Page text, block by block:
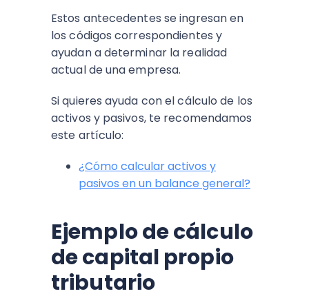
Estos antecedentes se ingresan en
los códigos correspondientes y
ayudan a determinar la realidad
actual de una empresa.
Si quieres ayuda con el cálculo de los
activos y pasivos, te recomendamos
este artículo:
¿Cómo calcular activos y
pasivos en un balance general?
Ejemplo de cálculo
de capital propio
tributario